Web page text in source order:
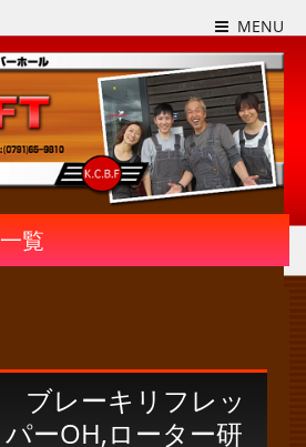
MENU
覧
ブレーキリフレッ
ーOH,ローター研